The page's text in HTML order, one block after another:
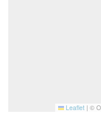
Leaflet | ©